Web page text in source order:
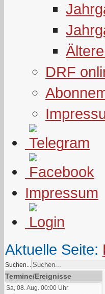
DRF
Impressum
Aktuelle Seite:
Suchen...
Termine/Ereignisse
Sa, 08. Aug. 00:00 Uhr